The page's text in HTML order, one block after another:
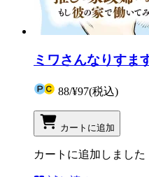
ミワさんなりすま
88/¥97(税込)
カートに追加
カートに追加しました